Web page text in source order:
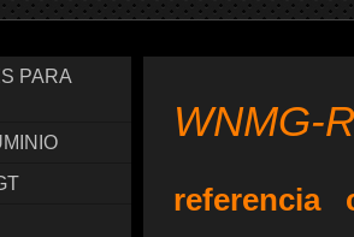
PARA
WNMG-
referencia